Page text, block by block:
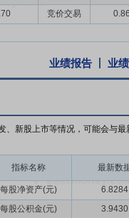
竞价交易
业绩报告 业
、新股上市等情况，可能会与最
指标名称 最新数
每股净资产(元)
6.8284
每股公积金(元)
3.9430